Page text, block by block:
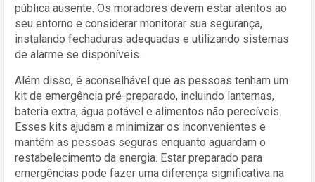
pública ausente. Os moradores devem estar atentos ao
seu entorno e considerar monitorar sua segurança,
instalando fechaduras adequadas e utilizando sistemas
de alarme se disponíveis.
Além disso, é aconselhável que as pessoas tenham um
kit de emergência pré-preparado, incluindo lanternas,
bateria extra, água potável e alimentos não perecíveis.
Esses kits ajudam a minimizar os inconvenientes e
mantêm as pessoas seguras enquanto aguardam o
restabelecimento da energia. Estar preparado para
emergências pode fazer uma diferença significativa na